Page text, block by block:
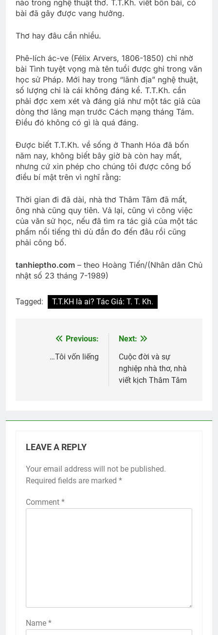
nào trong nghệ thuật thơ. T.T.Kh. viết bốn bài, có
bài đã gây được vang hưởng.
Thơ hay đâu cần nhiều.
Phê-lích ác-ve (Félix Arvers, 1806-1850) chỉ nhờ
bài Tình tuyệt vọng mà tên tuổi được ghi trong văn
học sử Pháp. Mới hay trong “lãnh địa” nghệ thuật,
số lượng chỉ là cái không đáng kể. T.T.Kh. cần
phải đợc xem xét và đáng giá như một tác giả của
dòng thơ lãng mạn trước Cách mạng tháng Tám.
Điều đó không có gì là quá đáng.
Được biết T.T.Kh. về sống ở Thanh Hóa đã bốn
năm nay, không biết bây giờ bà còn hay mất,
nhưng cứ xin phép cho chúng tôi được công bố
điều bí mật trên vì nghĩ rằng:
Thời gian đi đã dài, nhà thơ Thâm Tâm đã mất,
ông nhà cũng quy tiên. Vả lại, cũng vì công việc
của văn sử học, nếu đã tìm ra tác giả của một tác
phẩm nổi tiếng thì dù đắn đo đến đâu rồi cũng
phải công bố.
tanhieptho.com – theo Hoàng Tiến/(Nhân dân Chủ
nhật số 23 tháng 7-1989)
Tagged: T.T.KH là ai? Tác Giả: T. T. Kh.
navigation
Previous:
…Tôi vốn liếng
Next:
Cuộc đời và sự
nghiệp nhà thơ, nhà
viết kịch Thâm Tâm
LEAVE A REPLY
Your email address will not be published.
Required fields are marked *
Comment *
Name *